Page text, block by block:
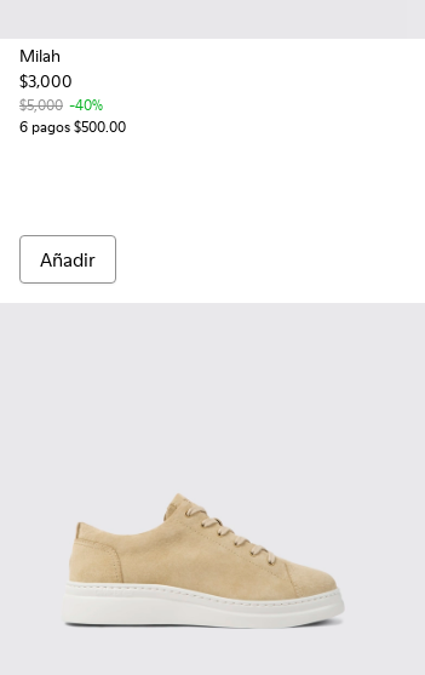
Milah
$3,000
$5,000 -40%
6 pagos $500.00
Añadir